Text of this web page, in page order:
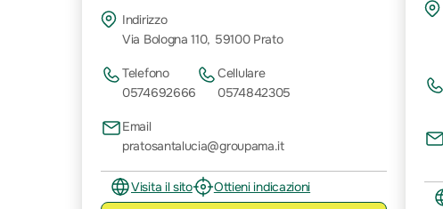
Indirizzo
Via Bologna 110, 59100 Prato
Telefono
0574692666
Cellulare
0574842305
Email
pratosantalucia@groupama.it
Visita il sito Ottieni indicazioni